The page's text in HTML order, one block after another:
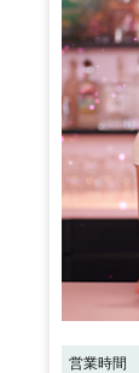
営業時間